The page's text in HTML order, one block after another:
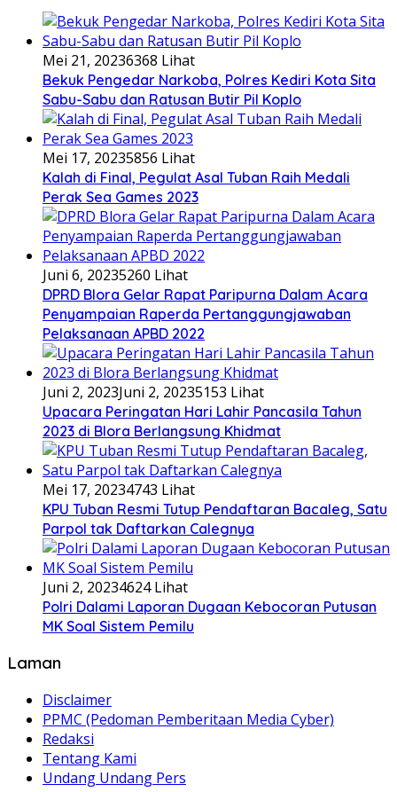
Mei 21, 20236368 Lihat
Bekuk Pengedar Narkoba, Polres Kediri Kota Sita
Sabu-Sabu dan Ratusan Butir Pil Koplo
Mei 17, 20235856 Lihat
Kalah di Final, Pegulat Asal Tuban Raih Medali
Perak Sea Games 2023
Juni 6, 20235260 Lihat
DPRD Blora Gelar Rapat Paripurna Dalam Acara
Penyampaian Raperda Pertanggungjawaban
Pelaksanaan APBD 2022
Juni 2, 2023Juni 2, 20235153 Lihat
Upacara Peringatan Hari Lahir Pancasila Tahun
2023 di Blora Berlangsung Khidmat
Mei 17, 20234743 Lihat
KPU Tuban Resmi Tutup Pendaftaran Bacaleg, Satu
Parpol tak Daftarkan Calegnya
Juni 2, 20234624 Lihat
Polri Dalami Laporan Dugaan Kebocoran Putusan
MK Soal Sistem Pemilu
Laman
Disclaimer
PPMC (Pedoman Pemberitaan Media Cyber)
Redaksi
Tentang Kami
Undang Undang Pers